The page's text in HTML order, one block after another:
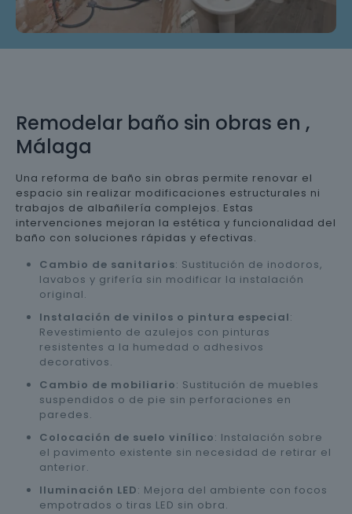
Remodelar baño sin obras en ,
Málaga
Una reforma de baño sin obras permite renovar el
espacio sin realizar modificaciones estructurales ni
trabajos de albañilería complejos. Estas
intervenciones mejoran la estética y funcionalidad del
baño con soluciones rápidas y efectivas.
Cambio de sanitarios: Sustitución de inodoros,
lavabos y grifería sin modificar la instalación
original.
Instalación de vinilos o pintura especial:
Revestimiento de azulejos con pinturas
resistentes a la humedad o adhesivos
decorativos.
Cambio de mobiliario: Sustitución de muebles
suspendidos o de pie sin perforaciones en
paredes.
Colocación de suelo vinílico: Instalación sobre
el pavimento existente sin necesidad de retirar el
anterior.
Iluminación LED: Mejora del ambiente con focos
empotrados o tiras LED sin obra.